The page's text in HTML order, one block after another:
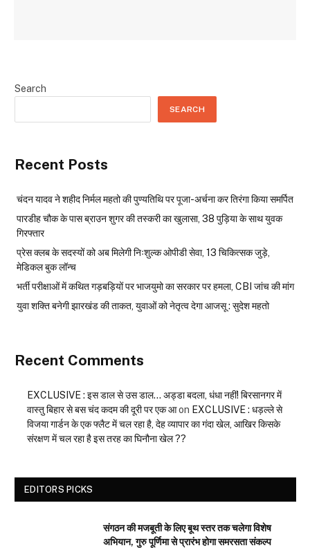
Search
SEARCH
Recent Posts
चंदन यादव ने शहीद निर्मल महतो की पुण्यतिथि पर पूजा-अर्चना कर तिरंगा किया समर्पित
पारडीह चौक के पास ब्राउन शुगर की तस्करी का खुलासा, 38 पुड़िया के साथ युवक
गिरफ्तार
प्रेस क्लब के सदस्यों को अब मिलेगी निःशुल्क ओपीडी सेवा, 13 चिकित्सक जुड़े,
मेडिकल बुक लॉन्च
भर्ती परीक्षाओं में कथित गड़बड़ियों पर भाजयुमो का सरकार पर हमला, CBI जांच की मांग
युवा शक्ति बनेगी झारखंड की ताकत, युवाओं को नेतृत्व देगा आजसू : सुदेश महतो
Recent Comments
EXCLUSIVE : इस डाल से उस डाल… अड्डा बदला, धंधा नहीं! बिरसानगर में
वास्तु बिहार से बस चंद कदम की दूरी पर एक आon EXCLUSIVE : धड़ल्ले से
विजया गार्डन के एक फ्लैट में चल रहा है, देह व्यापार का गंदा खेल, आखिर किसके
संरक्षण में चल रहा है इस तरह का घिनौना खेल ??
EDITORS PICKS
संगठन की मजबूती के लिए बूथ स्तर तक चलेगा विशेष
अभियान, गुरु पूर्णिमा से प्रारंभ होगा समरसता संकल्प